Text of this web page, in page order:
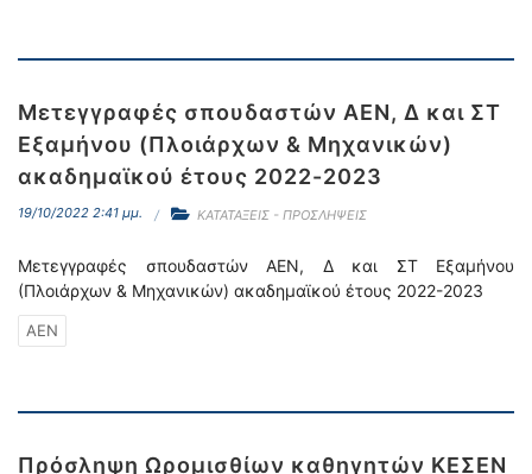
Μετεγγραφές σπουδαστών ΑΕΝ, Δ και ΣΤ
Εξαμήνου (Πλοιάρχων & Μηχανικών)
ακαδημαϊκού έτους 2022-2023
19/10/2022 2:41 μμ. ΚΑΤΑΤΑΞΕΙΣ - ΠΡΟΣΛΗΨΕΙΣ
Μετεγγραφές σπουδαστών ΑΕΝ, Δ και ΣΤ Εξαμήνου
(Πλοιάρχων & Μηχανικών) ακαδημαϊκού έτους 2022-2023
ΑΕΝ
Πρόσληψη Ωρομισθίων καθηγητών ΚΕΣΕΝ